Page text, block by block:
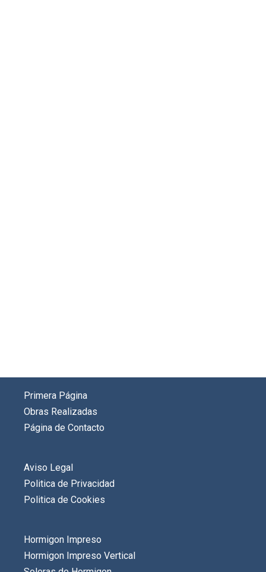
Primera Página
Obras Realizadas
Página de Contacto
Aviso Legal
Politica de Privacidad
Politica de Cookies
Hormigon Impreso
Hormigon Impreso Vertical